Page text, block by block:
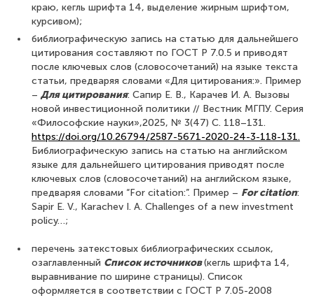
краю, кегль шрифта 14, выделение жирным шрифтом,
курсивом);
библиографическую запись на статью для дальнейшего
цитирования составляют по ГОСТ Р 7.0.5 и приводят
после ключевых слов (словосочетаний) на языке текста
статьи, предваряя словами «Для цитирования:». Пример
– Для цитирования: Сапир Е. В., Карачев И. А. Вызовы
новой инвестиционной политики // Вестник МГПУ. Серия
«Философские науки»,2025, № 3(47) С. 118–131.
https://doi.org/10.26794/2587-5671-2020-24-3-118-131.
Библиографическую запись на статью на английском
языке для дальнейшего цитирования приводят после
ключевых слов (словосочетаний) на английском языке,
предваряя словами “For citation:”. Пример – For citation:
Sapir E. V., Karachev I. A. Challenges of a new investment
policy…;
перечень затекстовых библиографических ссылок,
озаглавленный Список источников(кегль шрифта 14,
выравнивание по ширине страницы). Список
оформляется в соответствии с ГОСТ Р 7.05-2008